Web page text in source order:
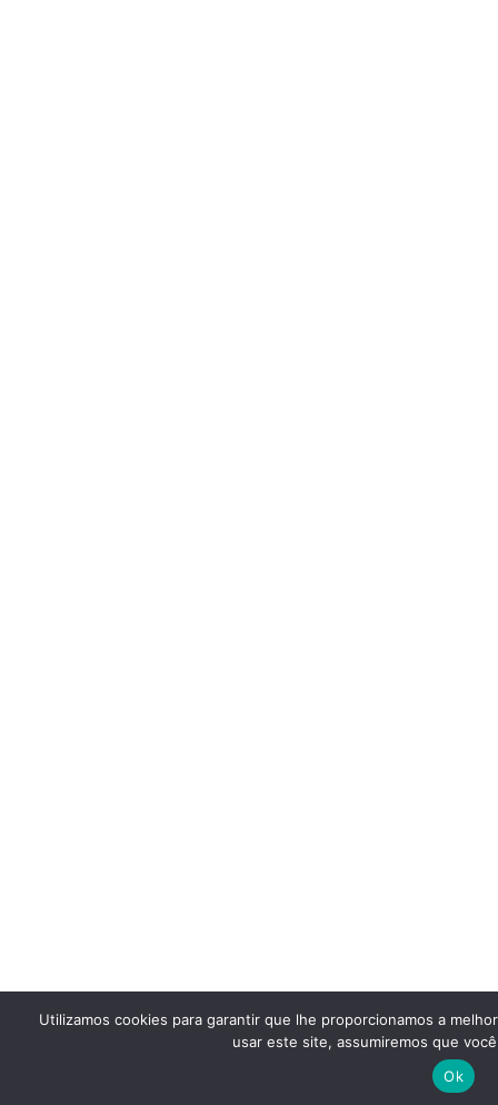
Utilizamos cookies para garantir que lhe proporcionamos a
usar este site, assumiremos que
Ok